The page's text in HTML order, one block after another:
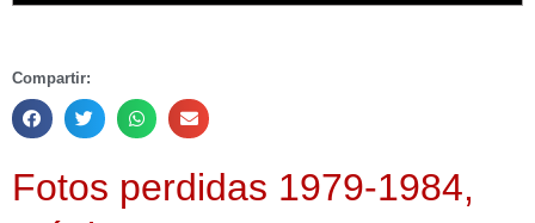
Compartir:
Fotos perdidas 1979-1984,